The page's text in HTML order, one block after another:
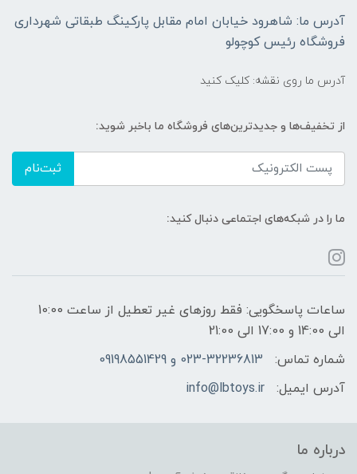
آدرس ما: شاهرود خیابان امام مقابل پارکینگ طبقاتی شهرداری
فروشگاه رئیس کوچولو
آدرس ما روی نقشه: کلیک کنید
از تخفیف‌ها و جدیدترین‌های فروشگاه ما باخبر شوید:
ثبت‌نام
ما را در شبکه‌های اجتماعی دنبال کنید:
ساعات پاسخگویی: فقط روزهای غیر تعطیل از ساعت 10:00
الی 14:00 و 17:00 الی 21:00
شماره تماس:
023-32236813 و 09198551429
آدرس ایمیل:
info@lbtoys.ir
درباره ما